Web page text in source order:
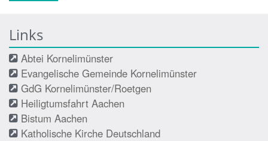
Links
Abtei Kornelimünster
Evangelische Gemeinde Kornelimünster
GdG Kornelimünster/Roetgen
Heiligtumsfahrt Aachen
Bistum Aachen
Katholische Kirche Deutschland